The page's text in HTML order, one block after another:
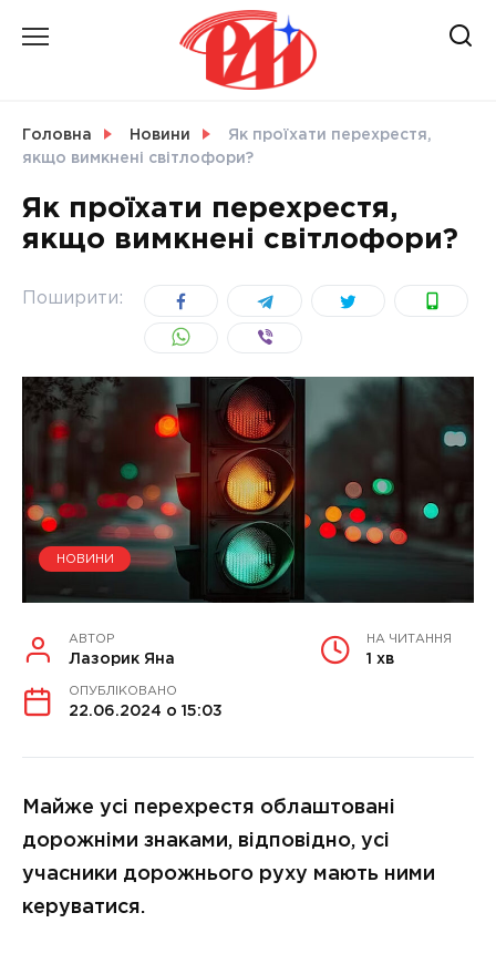
УКРАЇНА
Головна Новини
Як проїхати перехрестя,
якщо вимкнені світлофори?
Як проїхати перехрестя,
якщо вимкнені світлофори?
Поширити:
НОВИНИ
АВТОР
Лазорик Яна
НА ЧИТАННЯ
1 хв
ОПУБЛІКОВАНО
22.06.2024 о 15:03
Майже усі перехрестя облаштовані
дорожніми знаками, відповідно, усі
учасники дорожнього руху мають ними
керуватися.